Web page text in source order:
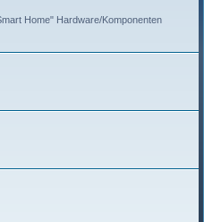
Home" Hardware/Komponenten